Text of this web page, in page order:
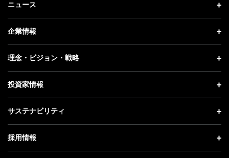
ニュース
ニュース トップ
プレスリリース
更新情報
記者説明会
企業情報
企業情報 トップ
社長メッセージ
事業紹介
ガバナンス
理念・ビジョン・戦略
理念・ビジョン・戦略 トップ
成長戦略「Activate AI for Society」
人材戦略
投資家情報
投資家情報 トップ
経営方針
サステナビリティ
サステナビリティ トップ
トップメッセージ
採用情報